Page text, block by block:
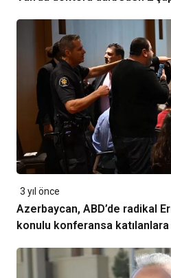
3 yıl önce
Azerbaycan, ABD’de radikal
konulu konferansa katılanlara